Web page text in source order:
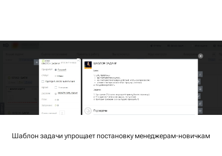
Шаблон задачи упрощает постановку менеджерам-новичкам